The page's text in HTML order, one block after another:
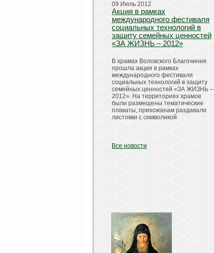
09 Июль 2012
Акция в рамках
международного фестиваля
социальных технологий в
защиту семейных ценностей
«ЗА ЖИЗНЬ – 2012»
В храмах Воловского Благочиния
прошла акция в рамках
международного фестиваля
социальных технологий в защиту
семейных ценностей «ЗА ЖИЗНЬ –
2012». На территориях храмов
были размещены тематические
плакаты, прихожанам раздавали
листовки с символикой
Все новости